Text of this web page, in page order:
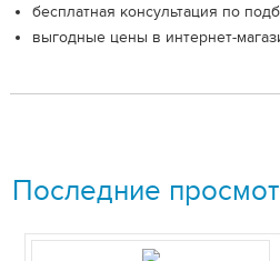
бесплатная консультация по
выгодные цены в интернет-
Последние